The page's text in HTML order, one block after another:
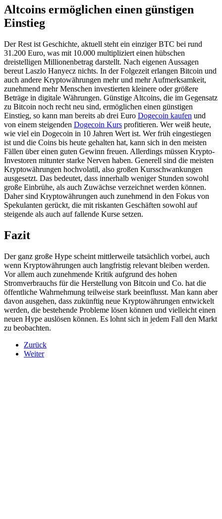
Altcoins ermöglichen einen günstigen
Einstieg
Der Rest ist Geschichte, aktuell steht ein einziger BTC bei rund
31.200 Euro, was mit 10.000 multipliziert einen hübschen
dreistelligen Millionenbetrag darstellt. Nach eigenen Aussagen
bereut Laszlo Hanyecz nichts. In der Folgezeit erlangen Bitcoin und
auch andere Kryptowährungen mehr und mehr Aufmerksamkeit,
zunehmend mehr Menschen investierten kleinere oder größere
Beträge in digitale Währungen. Günstige Altcoins, die im Gegensatz
zu Bitcoin noch recht neu sind, ermöglichen einen günstigen
Einstieg, so kann man bereits ab drei Euro Dogecoin kaufen und
von einem steigenden Dogecoin Kurs profitieren. Wer weiß heute,
wie viel ein Dogecoin in 10 Jahren Wert ist. Wer früh eingestiegen
ist und die Coins bis heute gehalten hat, kann sich in den meisten
Fällen über einen guten Gewinn freuen. Allerdings müssen Krypto-
Investoren mitunter starke Nerven haben. Generell sind die meisten
Kryptowährungen hochvolatil, also großen Kursschwankungen
ausgesetzt. Das bedeutet, dass innerhalb weniger Stunden sowohl
große Einbrühe, als auch Zuwächse verzeichnet werden können.
Daher sind Kryptowährungen auch zunehmend in den Fokus von
Spekulanten gerückt, die mit riskanten Geschäften sowohl auf
steigende als auch auf fallende Kurse setzen.
Fazit
Der ganz große Hype scheint mittlerweile tatsächlich vorbei, auch
wenn Kryptowährungen auch langfristig relevant bleiben werden.
Vor allem auch zunehmende Kritik aufgrund des hohen
Stromverbrauchs für die Herstellung von Bitcoin und Co. hat die
öffentliche Wahrnehmung teilweise stark beeinflusst. Man kann aber
davon ausgehen, dass zukünftig neue Kryptowährungen entwickelt
werden, die bestehende Probleme lösen können und vielleicht einen
neuen Hype auslösen können. Es lohnt sich in jedem Fall den Markt
zu beobachten.
Zurück
Weiter